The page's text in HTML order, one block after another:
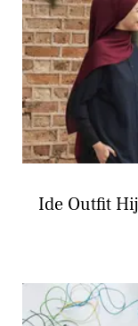
Ide Outfit